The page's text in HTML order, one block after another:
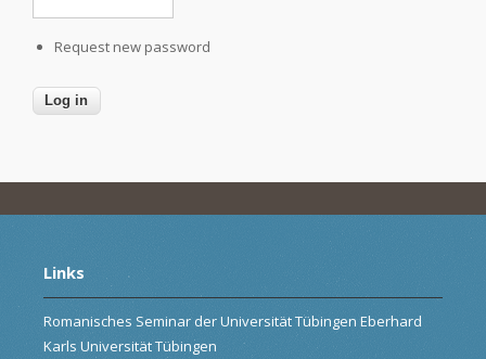
Request new password
Links
Romanisches Seminar der Universität Tübingen Eberhard
Karls Universität Tübingen